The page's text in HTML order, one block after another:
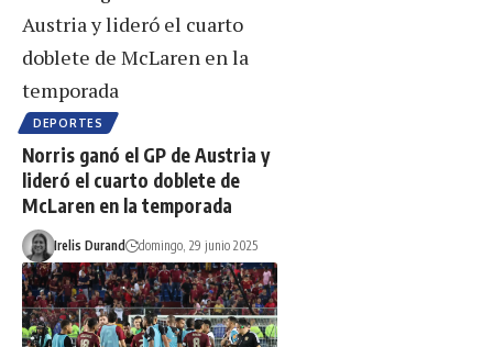
DEPORTES
Norris ganó el GP de Austria y
lideró el cuarto doblete de
McLaren en la temporada
Irelis Durand domingo, 29 junio 2025